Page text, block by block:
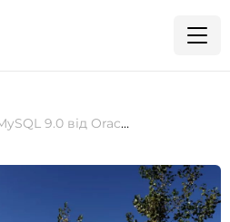
Експерти незадоволені MySQL 9.0 від Oracle